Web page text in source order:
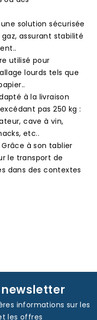
une solution sécurisée
assurant stabilité
utilisé pour
lourds tels que
à la livraison
pas 250 kg :
cave à vin,
etc..
à son tablier
le transport de
dans des contextes
informations sur les
les offres